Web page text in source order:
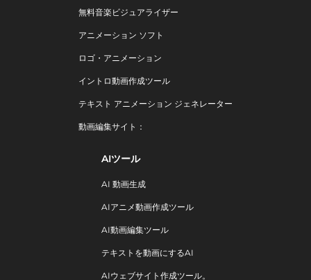
無料音楽ビジュアライザー
アニメーション ソフト
ロゴ・アニメーション
イントロ動画作成ツール
テキスト アニメーション ジェネレーター
動画編集サイト：
AIツール
AI 動画生成
AIアニメ動画作成ツール
AI動画編集ツール
テキストを動画にするAI
AIウェブサイト作成ツール。